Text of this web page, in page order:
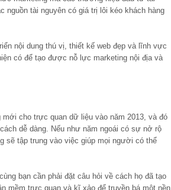
nguồn tài nguyên có giá trị lôi kéo khách hàng
nội dung thú vị, thiết kế web đẹp và lĩnh vực
có để tạo được nỗ lực marketing nội địa và
cho trực quan dữ liệu vào năm 2013, và đó
dễ dàng. Nếu như năm ngoái có sự nở rộ
sẽ tập trung vào việc giúp mọi người có thể
bạn cần phải đặt câu hỏi về cách họ đã tạo
mềm trực quan và kĩ xảo để truyền bá một nền